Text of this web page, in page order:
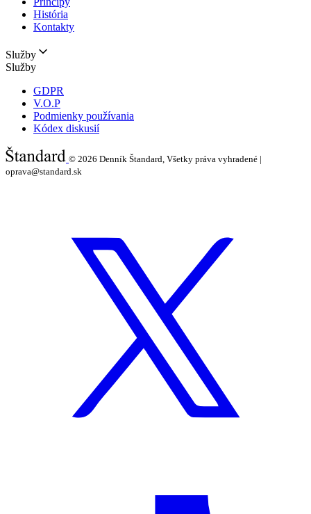
História
Kontakty
Služby
Služby
GDPR
V.O.P
Podmienky používania
Kódex diskusií
© 2026 Denník Štandard, Všetky práva vyhradené |
oprava@standard.sk